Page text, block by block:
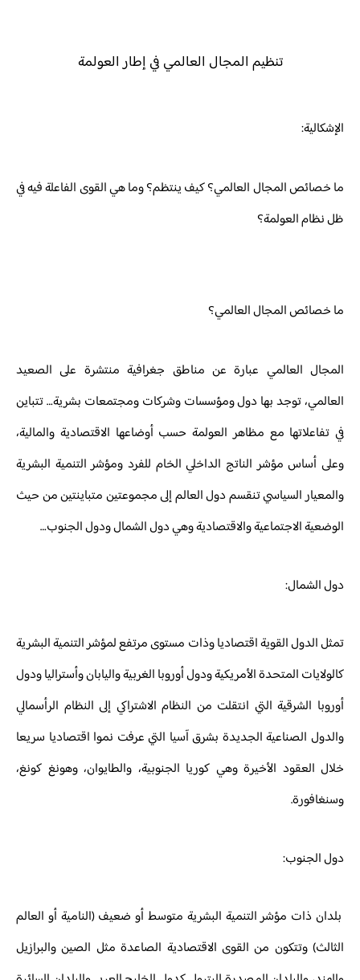
تنظيم المجال العالمي في إطار العولمة
الإشكالية:
ما خصائص المجال العالمي؟ كيف ينتظم؟ وما هي القوى الفاعلة فيه في
ظل نظام العولمة؟
ما خصائص المجال العالمي؟
المجال العالمي عبارة عن مناطق جغرافية منتشرة على الصعيد
العالمي، توجد بها دول ومؤسسات وشركات ومجتمعات بشرية… تتباين
في تفاعلاتها مع مظاهر العولمة حسب أوضاعها الاقتصادية والمالية،
وعلى أساس مؤشر الناتج الداخلي الخام للفرد ومؤشر التنمية البشرية
والمعيار السياسي تنقسم دول العالم إلى مجموعتين متباينتين من حيث
الوضعية الاجتماعية والاقتصادية وهي دول الشمال ودول الجنوب…
دول الشمال:
تمثل الدول القوية اقتصاديا وذات مستوى مرتفع لمؤشر التنمية البشرية
كالولايات المتحدة الأمريكية ودول أوروبا الغربية واليابان وأستراليا ودول
أوروبا الشرقية التي انتقلت من النظام الاشتراكي إلى النظام الرأسمالي
والدول الصناعية الجديدة بشرق آسيا التي عرفت نموا اقتصاديا سريعا
خلال العقود الأخيرة وهي كوريا الجنوبية، والطايوان، وهونغ كونغ،
وسنغافورة.
دول الجنوب:
بلدان ذات مؤشر التنمية البشرية متوسط أو ضعيف (النامية أو العالم
الثالث) وتتكون من القوى الاقتصادية الصاعدة مثل الصين والبرازيل